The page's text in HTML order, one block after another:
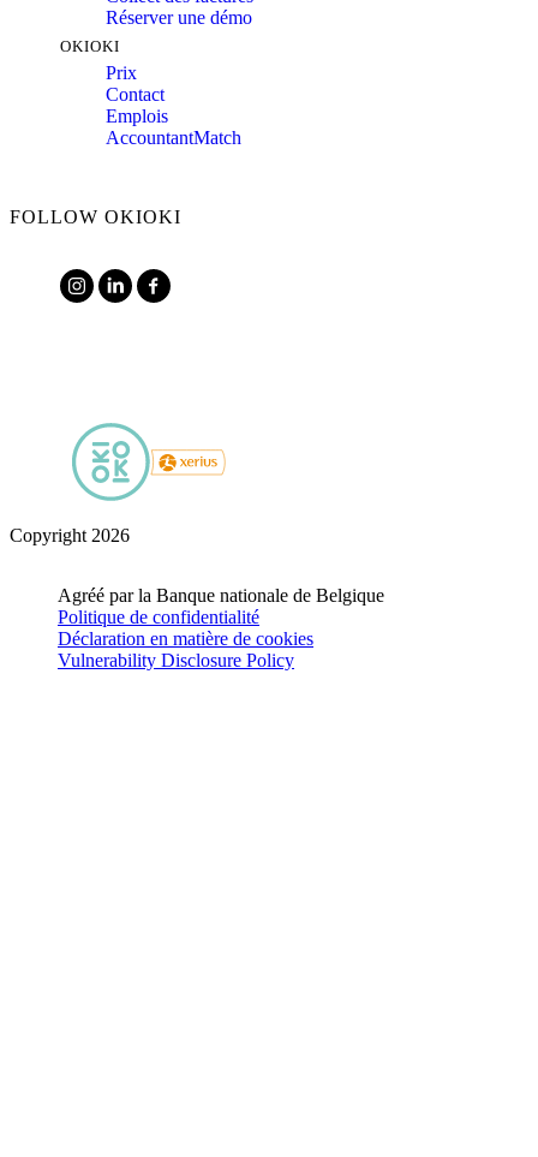
Réserver une démo
OKIOKI
Prix
Contact
Emplois
AccountantMatch
FOLLOW OKIOKI
Copyright 2026
Agréé par la Banque nationale de Belgique
Politique de confidentialité
Déclaration en matière de cookies
Vulnerability Disclosure Policy